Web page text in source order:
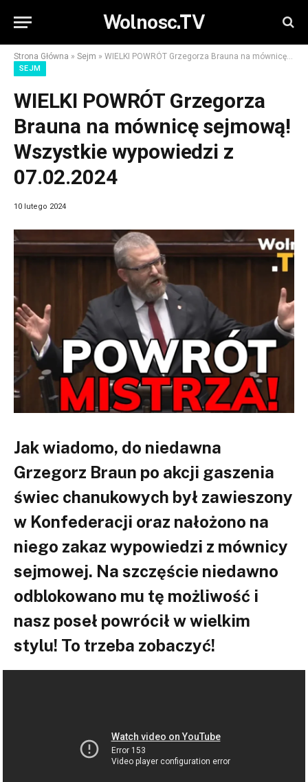
Wolnosc.TV
Strona Główna » Sejm » WIELKI POWRÓT Grzegorza Brauna na mównicę sejmową! Wszystkie wypowiedzi z 07.02.2024
SEJM
WIELKI POWRÓT Grzegorza
Brauna na mównicę sejmową!
Wszystkie wypowiedzi z
07.02.2024
10 lutego 2024
Jak wiadomo, do niedawna
Grzegorz Braun po akcji gaszenia
świec chanukowych był zawieszony
w Konfederacji oraz nałożono na
niego zakaz wypowiedzi z mównicy
sejmowej. Na szczęście niedawno
odblokowano mu tę możliwość i
nasz poseł powrócił w wielkim
stylu! To trzeba zobaczyć!